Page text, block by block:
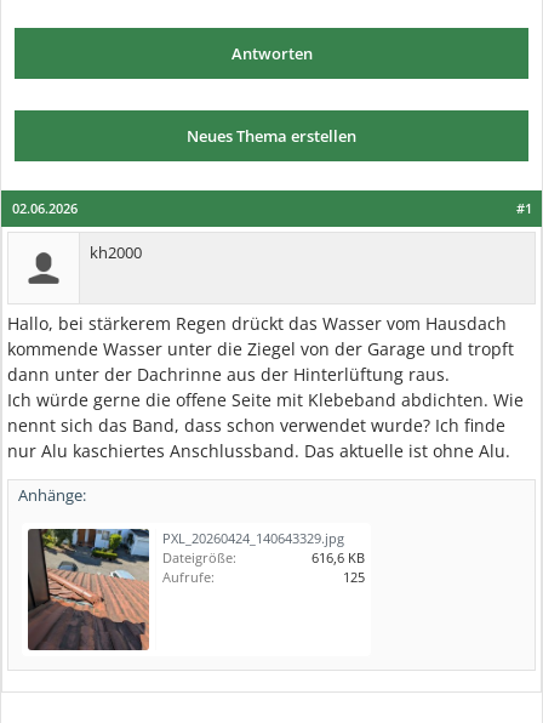
Antworten
Neues Thema erstellen
#1
02.06.2026
kh2000
Hallo, bei stärkerem Regen drückt das Wasser vom Hausdach
kommende Wasser unter die Ziegel von der Garage und tropft
dann unter der Dachrinne aus der Hinterlüftung raus.
Ich würde gerne die offene Seite mit Klebeband abdichten. Wie
nennt sich das Band, dass schon verwendet wurde? Ich finde
nur Alu kaschiertes Anschlussband. Das aktuelle ist ohne Alu.
Anhänge:
PXL_20260424_140643329.jpg
Dateigröße:
616,6 KB
Aufrufe:
125